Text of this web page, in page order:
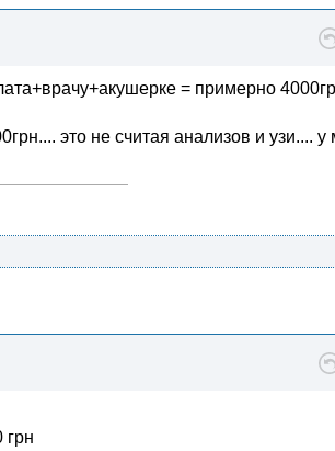
= примерно
это не считая анализов и узи.... у
грн